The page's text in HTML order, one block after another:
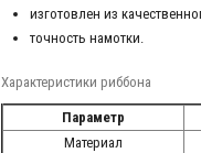
изготовлен из
точность намотки.
Характеристики риббона
Параметр
Материал